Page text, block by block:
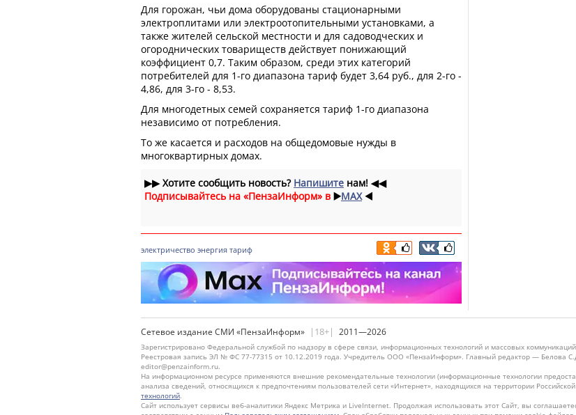
Для горожан, чьи дома оборудованы стационарными
электроплитами или электроотопительными установками, а
также жителей сельской местности и для садоводческих и
огороднических товариществ действует понижающий
коэффициент 0,7. Таким образом, среди этих категорий
потребителей для 1-го диапазона тариф будет 3,64 руб., для 2-го -
4,86, для 3-го - 8,53.
Для многодетных семей сохраняется тариф 1-го диапазона
независимо от потребления.
То же касается и расходов на общедомовые нужды в
многоквартирных домах.
▶▶Хотите сообщить новость? Напишите нам! ◀◀
Подписывайтесь на «ПензаИнформ» в ▶️MAX ◀️
электричество энергия тариф
Сетевое издание СМИ «ПензаИнформ» |18+| 2011—2026
Зарегистрировано Федеральной службой по надзору в сфере связи, информационных технологий и массовых
Реестровая запись ЭЛ № ФС 77-77315 от 10.12.2019 года. Учредитель ООО «ПензаИнформ». Главный редактор — Белова
editor@penzainform.ru.
На информационном ресурсе применяются внешние рекомендательные технологии (информационные технологии
анализа сведений, относящихся к предпочтениям пользователей сети «Интернет», находящихся на территории
технологий.
Сайт использует сервисы веб-аналитики Яндекс Метрика и LiveInternet. Продолжая использовать этот Сайт, вы